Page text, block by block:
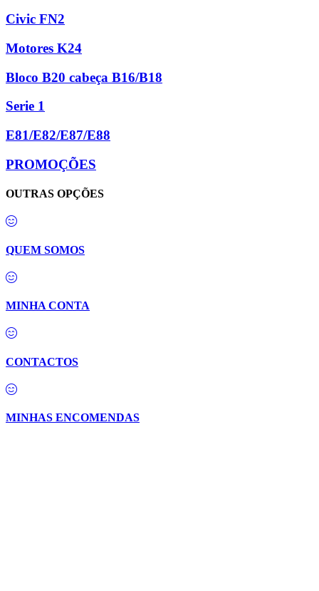
Civic FN2
Motores K24
Bloco B20 cabeça B16/B18
Serie 1
E81/E82/E87/E88
PROMOÇÕES
OUTRAS OPÇÕES
QUEM SOMOS
MINHA CONTA
CONTACTOS
MINHAS ENCOMENDAS